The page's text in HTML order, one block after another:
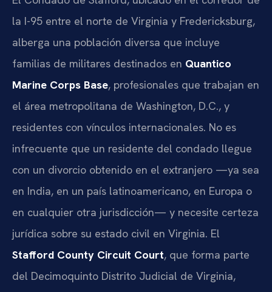
la I-95 entre el norte de Virginia y Fredericksburg,
alberga una población diversa que incluye
familias de militares destinados en Quantico
Marine Corps Base, profesionales que trabajan en
el área metropolitana de Washington, D.C., y
residentes con vínculos internacionales. No es
infrecuente que un residente del condado llegue
con un divorcio obtenido en el extranjero —ya sea
en India, en un país latinoamericano, en Europa o
en cualquier otra jurisdicción— y necesite certeza
jurídica sobre su estado civil en Virginia. El
Stafford County Circuit Court, que forma parte
del Decimoquinto Distrito Judicial de Virginia,